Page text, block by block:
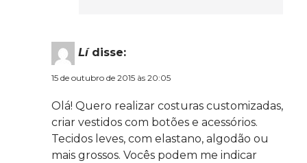
Lí disse:
15 de outubro de 2015 às 20:05
Olá! Quero realizar costuras customizadas,
criar vestidos com botões e acessórios.
Tecidos leves, com elastano, algodão ou
mais grossos. Vocês podem me indicar